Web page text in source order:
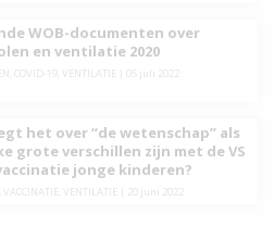
WOB-documenten over
en ventilatie 2020
COVID-19, VENTILATIE 05 juli 2022
het over “de wetenschap” als
grote verschillen zijn met de VS
jonge kinderen?
VACCINATIE VENTILATIE 20 juni 2022